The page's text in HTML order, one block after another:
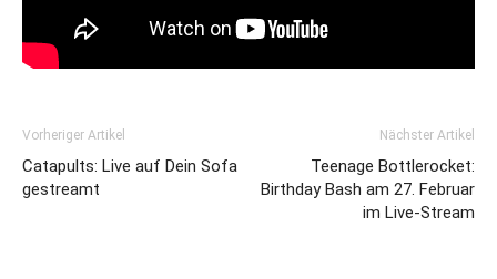
Vorheriger Artikel
Catapults: Live auf Dein Sofa
gestreamt
Nächster Artikel
Teenage Bottlerocket:
Birthday Bash am 27. Februar
im Live-Stream